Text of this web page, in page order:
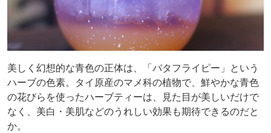
美しく幻想的な青色の正体は、「バタフライピー」という
ハーブの色素。タイ原産のマメ科の植物で、鮮やかな青色
の花びらを使ったハーブティーは、見た目が美しいだけで
なく、美白・美肌などのうれしい効果も期待できるのだと
か。